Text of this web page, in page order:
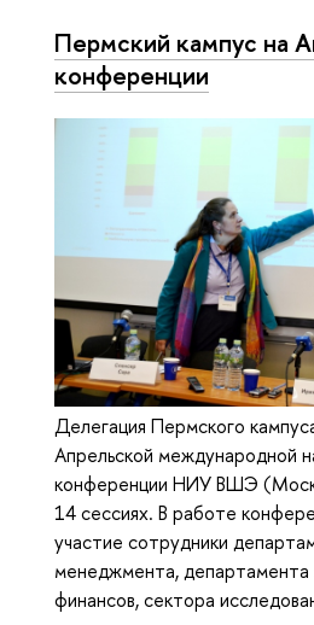
Пермский кампус на
конференции
Делегация Пермского
Апрельской международной
конференции НИУ ВШЭ
14 сессиях. В работе
участие сотрудники
менеджмента, департамента
финансов, сектора